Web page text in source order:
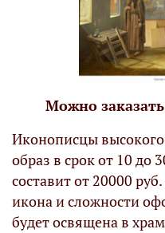
Можно
Иконописцы
образ в срок от 10 до
составит от 20000
икона и сложности
будет освящена в